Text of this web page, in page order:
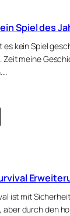
Spiel des
es kein Spiel
Zeit meine
ist mit
aber durch den